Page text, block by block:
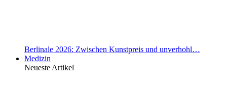
Berlinale 2026: Zwischen Kunstpreis und unverhohl…
Medizin
Neueste Artikel